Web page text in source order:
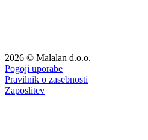
2026 © Malalan d.o.o.
Pogoji uporabe
Pravilnik o zasebnosti
Zaposlitev